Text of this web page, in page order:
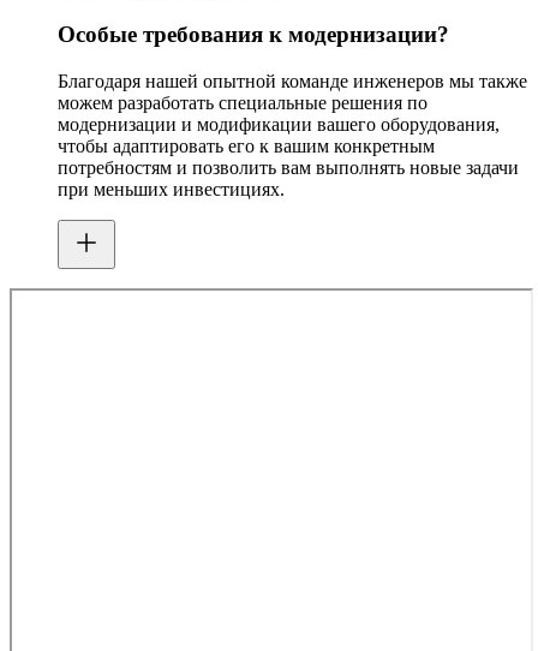
Особые требования к модернизации?
Благодаря нашей опытной команде инженеров мы также
можем разработать специальные решения по
модернизации и модификации вашего оборудования,
чтобы адаптировать его к вашим конкретным
потребностям и позволить вам выполнять новые задачи
при меньших инвестициях.